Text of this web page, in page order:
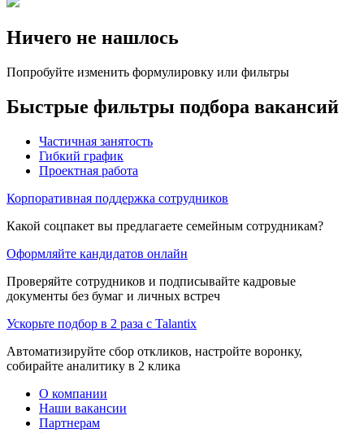
Ничего не нашлось
Попробуйте изменить формулировку или фильтры
Быстрые фильтры подбора вакансий
Частичная занятость
Гибкий график
Проектная работа
Корпоративная поддержка сотрудников
Какой соцпакет вы предлагаете семейным сотрудникам?
Оформляйте кандидатов онлайн
Проверяйте сотрудников и подписывайте кадровые
документы без бумаг и личных встреч
Ускорьте подбор в 2 раза с Talantix
Автоматизируйте сбор откликов, настройте воронку,
собирайте аналитику в 2 клика
О компании
Наши вакансии
Партнерам